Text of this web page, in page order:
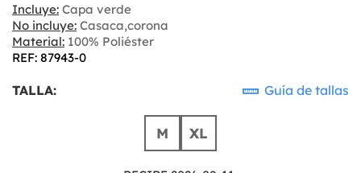
Incluye: Capa verde
No incluye: Casaca,corona
Material: 100% Poliéster
REF: 87943-0
TALLA: Guía de tallas
M XL